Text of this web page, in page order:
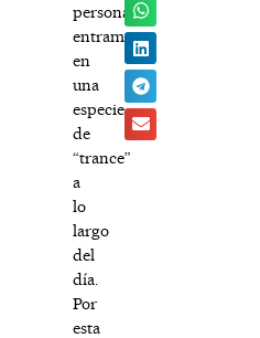
personas
entramos
en
una
especie
de
“trance”
a
lo
largo
del
día.
Por
esta